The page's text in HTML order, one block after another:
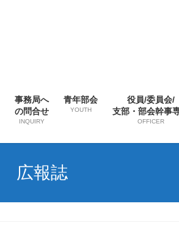
事務局へ
の問合せ
INQUIRY
青年部会
YOUTH
役員/委員会/
支部・部会幹事
OFFICER
広報誌